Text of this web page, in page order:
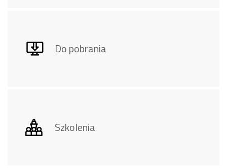
Do pobrania
Szkolenia